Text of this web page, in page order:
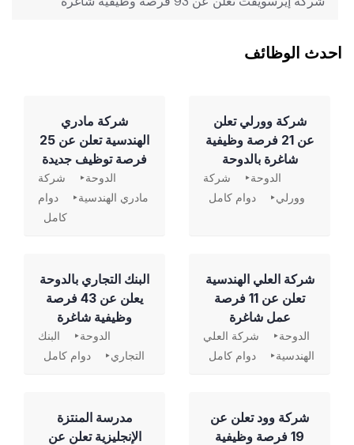
احدث الوظائف
شركة وورلي تعلن
عن 21 فرصة وظيفية
شاغرة بالدوحة
الدوحة
شركة
وورلي
دوام كامل
شركة مادري
الهندسية تعلن عن 25
فرصة توظيف جديدة
الدوحة
شركة
مادري الهندسية
دوام
كامل
شركة العلي الهندسية
تعلن عن 11 فرصة
عمل شاغرة
الدوحة
شركة العلي
الهندسية
دوام كامل
‏البنك التجاري بالدوحة
يعلن عن 43 فرصة
وظيفية شاغرة
الدوحة
البنك
التجاري
دوام كامل
شركة وود تعلن عن
19 فرصة وظيفية
مدرسة المنتزة
الإنجليزية تعلن عن